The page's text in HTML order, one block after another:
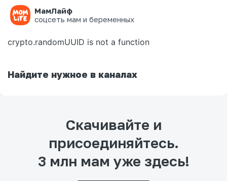
МамЛайф
соцсеть мам и беременных
Ошибка на странице
crypto.randomUUID is not a function
Найдите нужное в каналах
Скачивайте и
присоединяйтесь.
3 млн мам уже здесь!